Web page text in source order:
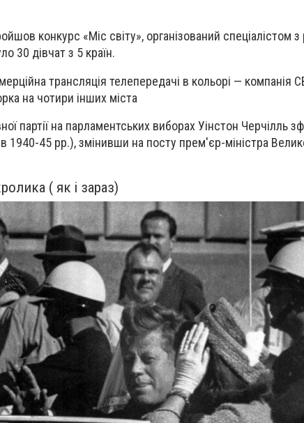
конкурс «Міс світу», організований спеціалістом
30 дівчат з 5 країн.
трансляція телепередачі в кольорі — компанія
на чотири інших міста
партії на парламентських виборах Уінстон Черчілль
1940-45 рр.), змінивши на посту прем'єр-міністра
( як і зараз)